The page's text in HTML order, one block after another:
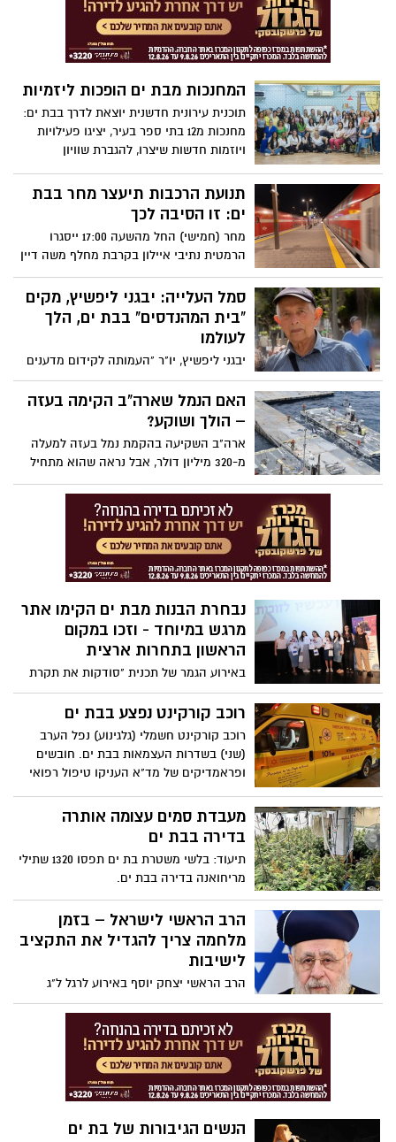
המחנכות מבת ים הופכות ליזמיות
תוכנית עירונית חדשנית יוצאת לדרך בבת ים:
מחנכות מ12 בתי ספר בעיר, יציגו פעילויות
ויוזמות חדשות שיצרו, להגברת שוויון
מחנכות הכיתה כגורם בעל השפעה על מנהל
תנועת הרכבות תיעצר מחר בבת
ים: זו הסיבה לכך
מחר (חמישי) החל מהשעה 17:00 ייסגרו
הרמטית נתיבי איילון בקרבת מחלף משה דיין
בראשון לציון, ותיעצר תנועת הרכבות בתחנה.
בין התחנות שתופסק תנועתן יהיו גם תחנות
בת ים. הסיבה לכך היא הקמת גשר חדש
להולכי רגל ורוכבי אופניים המחבר בין מתחם
ה-1,000 לתחנת רכבת משה דיין.
סמל העלייה: יבגני ליפשיץ, מקים
"בית המהנדסים" בבת ים, הלך
לעולמו
יבגני ליפשיץ, יו"ר "העמותה לקידום מדענים
והמהנדסים עולים" שהפעילה את בית
המהנדסים, הלך לעולמו בטרם עת: "תמיד
יזכרו אותו כמנטור חכם, חבר אדיב ואדם
האם הנמל שארה"ב הקימה בעזה
– הולך ושוקע?
ארה"ב השקיעה בהקמת נמל בעזה למעלה
מ-320 מיליון דולר, אבל נראה שהוא מתחיל
לשקוע ויהפוך לבלתי שמיש בימים הקרובים.
נבחרת הבנות מבת ים הקימו אתר
מרגש במיוחד - וזכו במקום
הראשון בתחרות ארצית
באירוע הגמר של תכנית "סודקות את תקרת
הזכוכית – כל ישראל חברים" בשיתוף חברת
הייטק הישראלית wix. זכתה במקום הראשון
נבחרת בית הספר "בית וגן" בבת ים בתחרות
האזורית. התחרות התקיימה השנה בסימן
"נשים פורצות דרך" והאתר שהקימו הבנות
רוכב קורקינט נפצע בבת ים
רוכב קורקינט חשמלי (גלגינוע) נפל הערב
(שני) בשדרות העצמאות בבת ים. חובשים
ופראמדיקים של מד"א העניקו טיפול רפואי
חבלת ראש.
מעבדת סמים עצומה אותרה
בדירה בבת ים
תיעוד: בלשי משטרת בת ים תפסו 1320 שתילי
מריחואנה בדירה בבת ים.
הרב הראשי לישראל – בזמן
מלחמה צריך להגדיל את התקציב
לישיבות
הרב הראשי יצחק יוסף באירוע לרגל ל"ג
בעומר, אמר כי צריך דווקא להגדיל את
התקציב לישיבות בזמן המלחמה. על שופטי
בית המשפט העליון אמר: "אלו השופטים
האהבלים האלו, במקום שהשופטים ייתנו כוח,
לתת יותר כסף לישיבות, נותנים גרושים
לאברכים" (בכך התייחס למעשה להקפאת
צבאי, לפי החוק, עד שהנושא יוסדר בחוק
הנשים הגיבורות של בת ים